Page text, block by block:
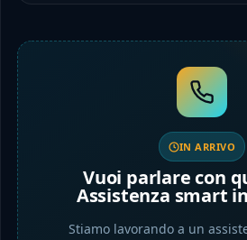
IN ARRIVO
Vuoi parlare con
Assistenza smart
Stiamo lavorando a un